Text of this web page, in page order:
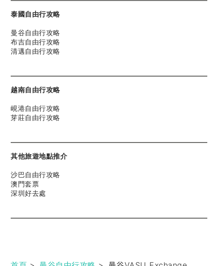
泰國自由行攻略
曼谷自由行攻略
布吉自由行攻略
清邁自由行攻略
越南自由行攻略
峴港自由行攻略
芽莊自由行攻略
其他旅遊地點推介
沙巴自由行攻略
澳門套票
深圳好去處